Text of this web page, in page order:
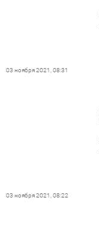
03 ноября 2021, 08:31
03 ноября 2021, 08:22